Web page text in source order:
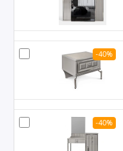
-40%
-40%